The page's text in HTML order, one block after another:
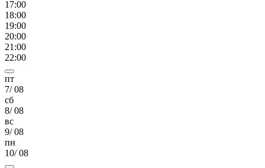
17:00
18:00
19:00
20:00
21 :00
22:00
пт
7/08
сб
8/08
вс
9/08
пн
10/08